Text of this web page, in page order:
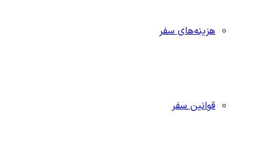
هزینه‌های سفر
قوانین سفر